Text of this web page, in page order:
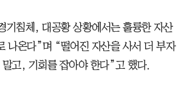
기침체, 대공황 상황에서는 훌륭한 자산
나온다”며 “떨어진 자산을 사서 더 부자
고, 기회를 잡아야 한다”고 했다.